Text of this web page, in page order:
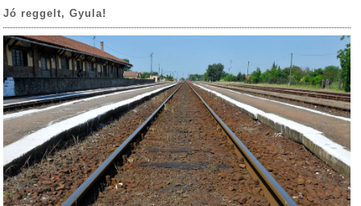
Jó reggelt, Gyula!